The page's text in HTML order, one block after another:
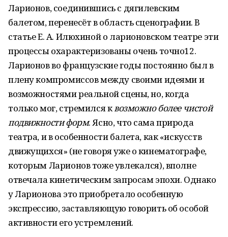
Ларионов, соединившись с дягилевским
балетом, перенесёт в область сценографии. В
статье Е. А. Илюхиной о ларионовском театре эти
процессы охарактеризованы очень точно12.
Ларионов во французские годы постоянно был в
плену компромиссов между своими идеями и
возможностями реальной сцены, но, когда
только мог, стремился квозможно более чистой
подвижности форм. Ясно, что сама природа
театра, и в особенности балета, как «искусств
движущихся» (не говоря уже о кинематографе,
которым Ларионов тоже увлекался), вполне
отвечала кинетическим запросам эпохи. Однако
у Ларионова это приобретало особенную
экспрессию, заставляющую говорить об особой
активности его устремлений.